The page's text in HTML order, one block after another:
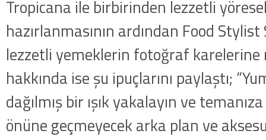
Tropicana ile birbirinden lezzetli
hazırlanmasının ardından Food
lezzetli yemeklerin fotoğraf karelerine
hakkında ise şu ipuçlarını paylaştı;
dağılmış bir ışık yakalayın ve
önüne geçmeyecek arka plan ve